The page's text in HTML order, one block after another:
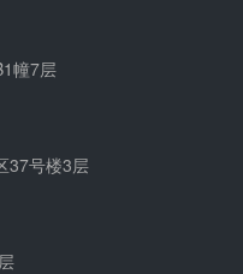
幢7层
37号楼3层